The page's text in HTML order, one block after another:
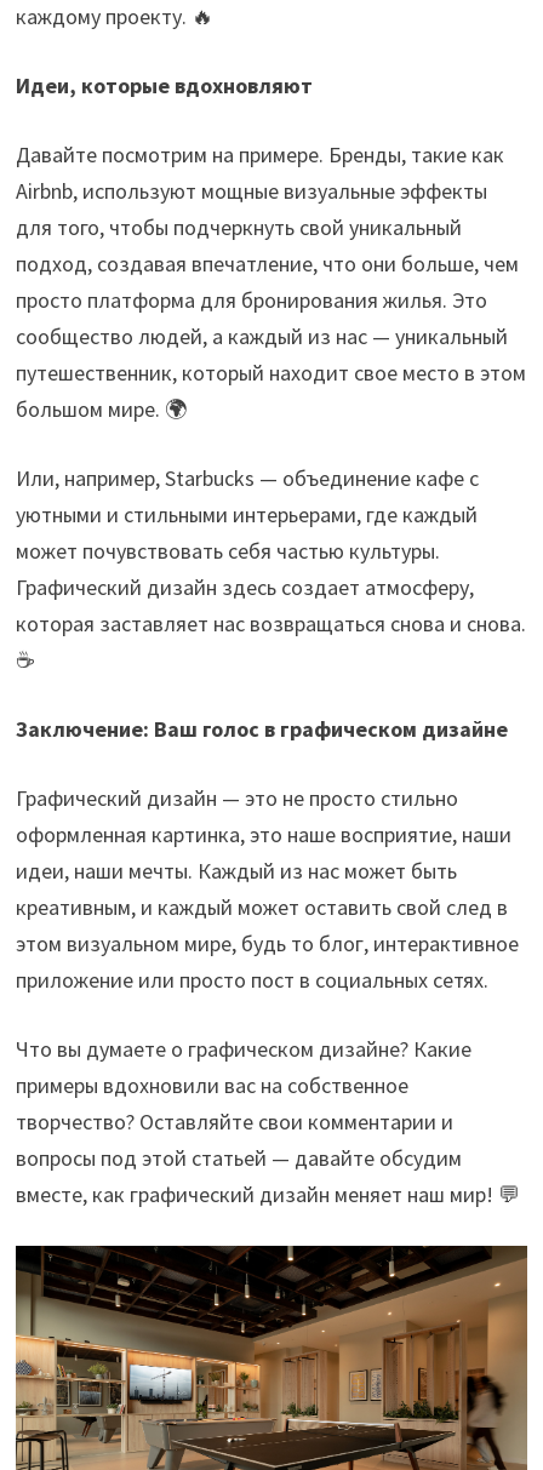
каждому проекту. 🔥
Идеи, которые вдохновляют
Давайте посмотрим на примере. Бренды, такие как
Airbnb, используют мощные визуальные эффекты
для того, чтобы подчеркнуть свой уникальный
подход, создавая впечатление, что они больше, чем
просто платформа для бронирования жилья. Это
сообщество людей, а каждый из нас — уникальный
путешественник, который находит свое место в этом
большом мире. 🌍
Или, например, Starbucks — объединение кафе с
уютными и стильными интерьерами, где каждый
может почувствовать себя частью культуры.
Графический дизайн здесь создает атмосферу,
которая заставляет нас возвращаться снова и снова.
☕
Заключение: Ваш голос в графическом дизайне
Графический дизайн — это не просто стильно
оформленная картинка, это наше восприятие, наши
идеи, наши мечты. Каждый из нас может быть
креативным, и каждый может оставить свой след в
этом визуальном мире, будь то блог, интерактивное
приложение или просто пост в социальных сетях.
Что вы думаете о графическом дизайне? Какие
примеры вдохновили вас на собственное
творчество? Оставляйте свои комментарии и
вопросы под этой статьей — давайте обсудим
вместе, как графический дизайн меняет наш мир! 💬